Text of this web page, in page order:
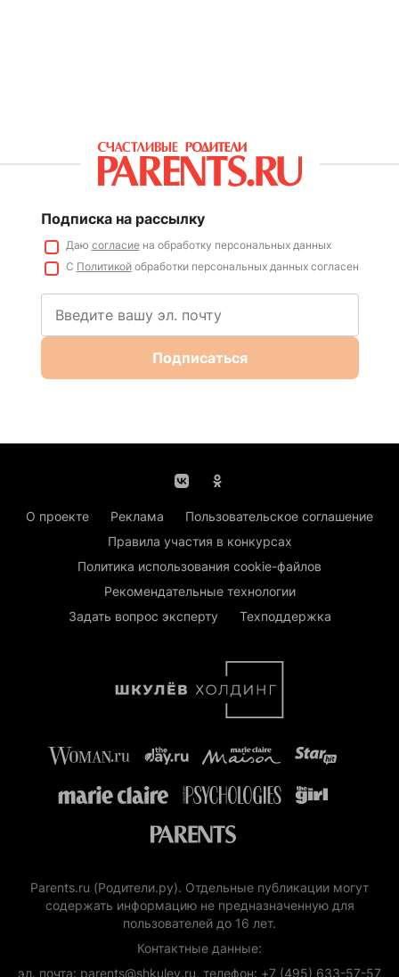
Подписка на рассылку
Даю согласиена обработку персональных данных
С Политикойобработки персональных данных согласен
Подписаться
О проекте Реклама
Пользовательское соглашение
Правила участия в конкурсах
Политика использования cookie-файлов
Рекомендательные технологии
Задать вопрос эксперту
Техподдержка
Parents.ru (Родители.ру). Отдельные публикации могут
содержать информацию не предназначенную для
пользователей до 16 лет.
Контактные данные:
эл. почта: parents@shkulev.ru, телефон: +7 (495) 633-57-57